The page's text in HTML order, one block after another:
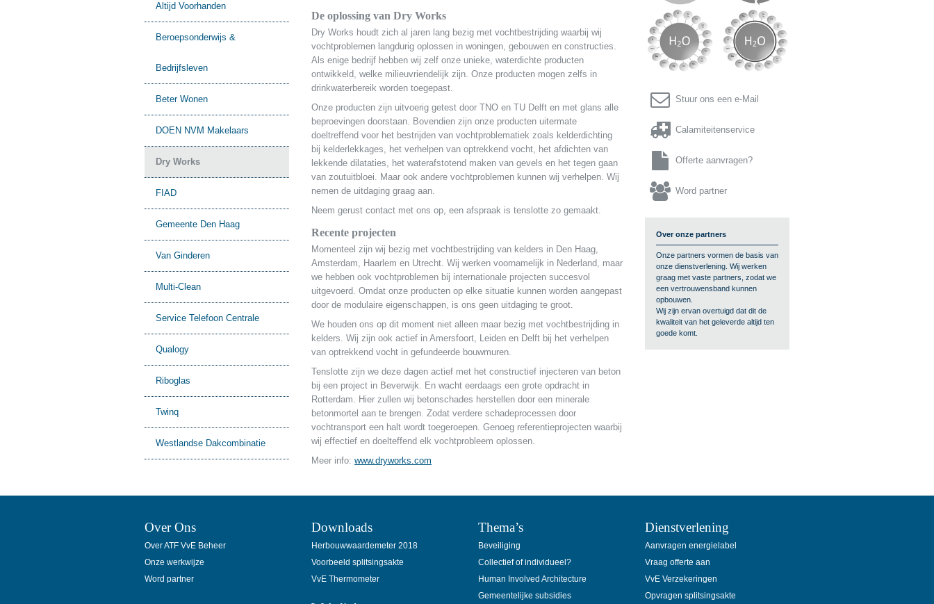
 Stuur ons een e-Mail
 Calamiteitenservice
 Offerte aanvragen?
 Word partner
Over onze partners
Onze partners vormen de basis van
onze dienstverlening. Wij werken
graag met vaste partners, zodat we
een vertrouwensband kunnen
opbouwen.
Wij zijn ervan overtuigd dat dit de
kwaliteit van het geleverde altijd ten
goede komt.
De oplossing van Dry Works
Dry Works houdt zich al jaren lang bezig met vochtbestrijding waarbij wij
vochtproblemen langdurig oplossen in woningen, gebouwen en constructies.
Als enige bedrijf hebben wij zelf onze unieke, waterdichte producten
ontwikkeld, welke milieuvriendelijk zijn. Onze producten mogen zelfs in
drinkwaterbereik worden toegepast.
Onze producten zijn uitvoerig getest door TNO en TU Delft en met glans alle
beproevingen doorstaan. Bovendien zijn onze producten uitermate
doeltreffend voor het bestrijden van vochtproblematiek zoals kelderdichting
bij kelderlekkages, het verhelpen van optrekkend vocht, het afdichten van
lekkende dilataties, het waterafstotend maken van gevels en het tegen gaan
van zoutuitbloei. Maar ook andere vochtproblemen kunnen wij verhelpen. Wij
nemen de uitdaging graag aan.
Neem gerust contact met ons op, een afspraak is tenslotte zo gemaakt.
Recente projecten
Momenteel zijn wij bezig met vochtbestrijding van kelders in Den Haag,
Amsterdam, Haarlem en Utrecht. Wij werken voornamelijk in Nederland, maar
we hebben ook vochtproblemen bij internationale projecten succesvol
uitgevoerd. Omdat onze producten op elke situatie kunnen worden aangepast
door de modulaire eigenschappen, is ons geen uitdaging te groot.
We houden ons op dit moment niet alleen maar bezig met vochtbestrijding in
kelders. Wij zijn ook actief in Amersfoort, Leiden en Delft bij het verhelpen
van optrekkend vocht in gefundeerde bouwmuren.
Tenslotte zijn we deze dagen actief met het constructief injecteren van beton
bij een project in Beverwijk. En wacht eerdaags een grote opdracht in
Rotterdam. Hier zullen wij betonschades herstellen door een minerale
betonmortel aan te brengen. Zodat verdere schadeprocessen door
vochtransport een halt wordt toegeroepen. Genoeg referentieprojecten waarbij
wij effectief en doelteffend elk vochtprobleem oplossen.
Meer info: www.dryworks.com
Altijd Voorhanden
Beroepsonderwijs &
Bedrijfsleven
Beter Wonen
DOEN NVM Makelaars
Dry Works
FIAD
Gemeente Den Haag
Van Ginderen
Multi-Clean
Service Telefoon Centrale
Qualogy
Riboglas
Twinq
Westlandse Dakcombinatie
Dienstverlening
Aanvragen energielabel
Vraag offerte aan
VvE Verzekeringen
Opvragen splitsingsakte
Thema’s
Beveiliging
Collectief of individueel?
Human Involved Architecture
Gemeentelijke subsidies
Downloads
Herbouwwaardemeter 2018
Voorbeeld splitsingsakte
VvE Thermometer
Over Ons
Over ATF VvE Beheer
Onze werkwijze
Word partner